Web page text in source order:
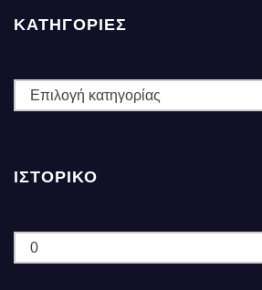
ΚΑΤΗΓΟΡΙΕΣ
ΚΑΤΗΓΟΡΙΕΣ
ΙΣΤΟΡΙΚΌ
Ιστορικό